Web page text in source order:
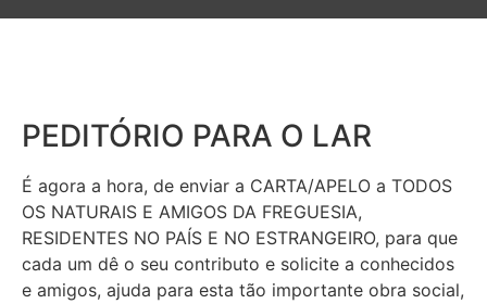
PEDITÓRIO PARA O LAR
É agora a hora, de enviar a CARTA/APELO a TODOS
OS NATURAIS E AMIGOS DA FREGUESIA,
RESIDENTES NO PAÍS E NO ESTRANGEIRO, para que
cada um dê o seu contributo e solicite a conhecidos
e amigos, ajuda para esta tão importante obra social,